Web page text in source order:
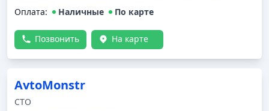
Оплата: Наличные По карте
Позвонить На карте
AvtoMonstr
СТО